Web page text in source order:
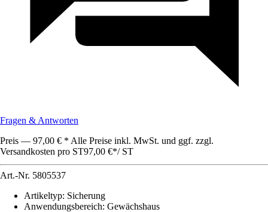
Fragen & Antworten
Preis — 97,00 € * Alle Preise inkl. MwSt. und ggf. zzgl.
Versandkosten pro ST97,00 €*/ ST
Art.-Nr. 5805537
Artikeltyp: Sicherung
Anwendungsbereich: Gewächshaus